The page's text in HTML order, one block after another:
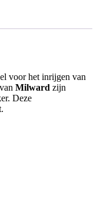
voor het inrijgen van
Milward zijn
Deze